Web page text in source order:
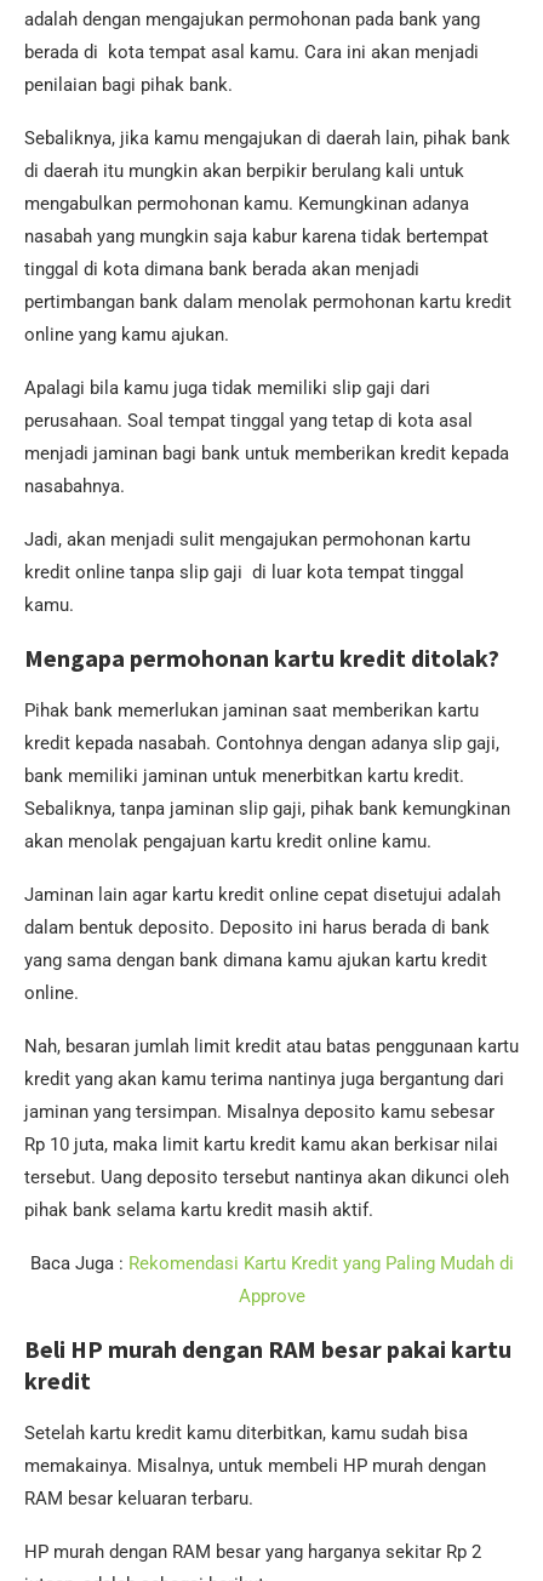
adalah dengan mengajukan permohonan pada bank yang
berada di kota tempat asal kamu. Cara ini akan menjadi
penilaian bagi pihak bank.
Sebaliknya, jika kamu mengajukan di daerah lain, pihak bank
di daerah itu mungkin akan berpikir berulang kali untuk
mengabulkan permohonan kamu. Kemungkinan adanya
nasabah yang mungkin saja kabur karena tidak bertempat
tinggal di kota dimana bank berada akan menjadi
pertimbangan bank dalam menolak permohonan kartu kredit
online yang kamu ajukan.
Apalagi bila kamu juga tidak memiliki slip gaji dari
perusahaan. Soal tempat tinggal yang tetap di kota asal
menjadi jaminan bagi bank untuk memberikan kredit kepada
nasabahnya.
Jadi, akan menjadi sulit mengajukan permohonan kartu
kredit online tanpa slip gaji di luar kota tempat tinggal
kamu.
Mengapa permohonan kartu kredit ditolak?
Pihak bank memerlukan jaminan saat memberikan kartu
kredit kepada nasabah. Contohnya dengan adanya slip gaji,
bank memiliki jaminan untuk menerbitkan kartu kredit.
Sebaliknya, tanpa jaminan slip gaji, pihak bank kemungkinan
akan menolak pengajuan kartu kredit online kamu.
Jaminan lain agar kartu kredit online cepat disetujui adalah
dalam bentuk deposito. Deposito ini harus berada di bank
yang sama dengan bank dimana kamu ajukan kartu kredit
online.
Nah, besaran jumlah limit kredit atau batas penggunaan kartu
kredit yang akan kamu terima nantinya juga bergantung dari
jaminan yang tersimpan. Misalnya deposito kamu sebesar
Rp 10 juta, maka limit kartu kredit kamu akan berkisar nilai
tersebut. Uang deposito tersebut nantinya akan dikunci oleh
pihak bank selama kartu kredit masih aktif.
Baca Juga : Rekomendasi Kartu Kredit yang Paling Mudah di
Approve
Beli HP murah dengan RAM besar pakai kartu
kredit
Setelah kartu kredit kamu diterbitkan, kamu sudah bisa
memakainya. Misalnya, untuk membeli HP murah dengan
RAM besar keluaran terbaru.
HP murah dengan RAM besar yang harganya sekitar Rp 2